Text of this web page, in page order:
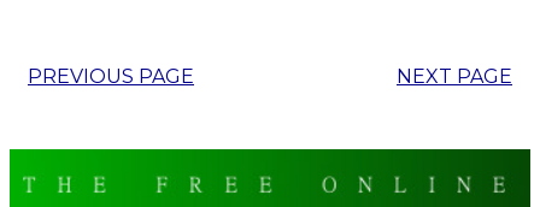
PREVIOUS PAGE NEXT PAGE